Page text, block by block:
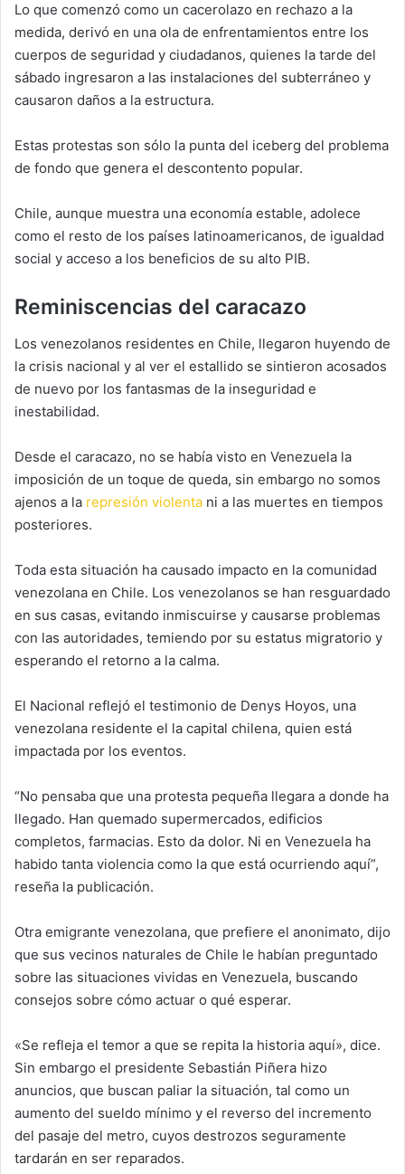
Lo que comenzó como un cacerolazo en rechazo a la
medida, derivó en una ola de enfrentamientos entre los
cuerpos de seguridad y ciudadanos, quienes la tarde del
sábado ingresaron a las instalaciones del subterráneo y
causaron daños a la estructura.
Estas protestas son sólo la punta del iceberg del problema
de fondo que genera el descontento popular.
Chile, aunque muestra una economía estable, adolece
como el resto de los países latinoamericanos, de igualdad
social y acceso a los beneficios de su alto PIB.
Reminiscencias del caracazo
Los venezolanos residentes en Chile, llegaron huyendo de
la crisis nacional y al ver el estallido se sintieron acosados
de nuevo por los fantasmas de la inseguridad e
inestabilidad.
Desde el caracazo, no se había visto en Venezuela la
imposición de un toque de queda, sin embargo no somos
ajenos a la represión violenta ni a las muertes en tiempos
posteriores.
Toda esta situación ha causado impacto en la comunidad
venezolana en Chile. Los venezolanos se han resguardado
en sus casas, evitando inmiscuirse y causarse problemas
con las autoridades, temiendo por su estatus migratorio y
esperando el retorno a la calma.
El Nacional reflejó el testimonio de Denys Hoyos, una
venezolana residente el la capital chilena, quien está
impactada por los eventos.
“No pensaba que una protesta pequeña llegara a donde ha
llegado. Han quemado supermercados, edificios
completos, farmacias. Esto da dolor. Ni en Venezuela ha
habido tanta violencia como la que está ocurriendo aquí”,
reseña la publicación.
Otra emigrante venezolana, que prefiere el anonimato, dijo
que sus vecinos naturales de Chile le habían preguntado
sobre las situaciones vividas en Venezuela, buscando
consejos sobre cómo actuar o qué esperar.
«Se refleja el temor a que se repita la historia aquí», dice.
Sin embargo el presidente Sebastián Piñera hizo
anuncios, que buscan paliar la situación, tal como un
aumento del sueldo mínimo y el reverso del incremento
del pasaje del metro, cuyos destrozos seguramente
tardarán en ser reparados.